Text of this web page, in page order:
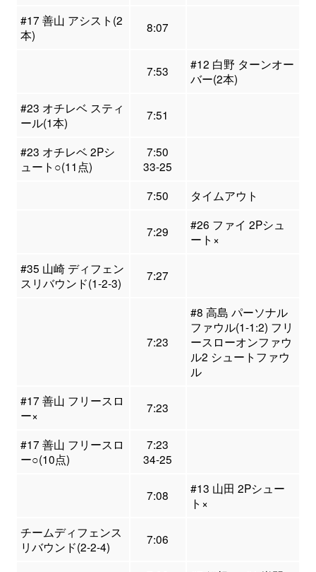
#17 善山 アシスト(2
本)
8:07
7:53
#12 白野 ターンオー
バー(2本)
#23 オチレベ スティ
ール(1本)
7:51
#23 オチレベ 2Pシ
ュート○(11点)
7:50
33-25
7:50
タイムアウト
7:29
#26 ファイ 2Pシュ
ート×
#35 山崎 ディフェン
スリバウンド(1-2-3)
7:27
7:23
#8 高島 パーソナル
ファウル(1-1:2) フリ
ースローオンファウ
ル2 シュートファウ
ル
#17 善山 フリースロ
ー×
7:23
#17 善山 フリースロ
ー○(10点)
7:23
34-25
7:08
#13 山田 2Pシュー
ト×
チームディフェンス
リバウンド(2-2-4)
7:06